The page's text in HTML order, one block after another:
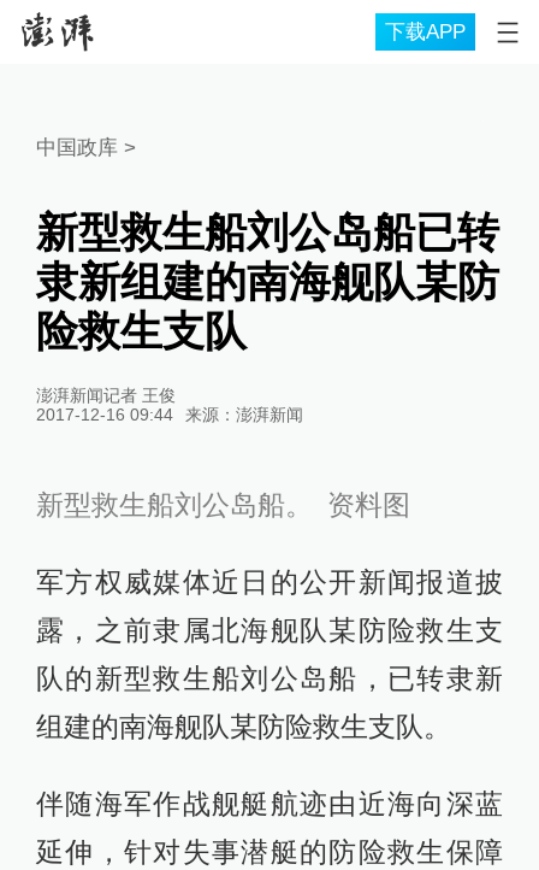
下载APP
中国政库 >
新型救生船刘公岛船已转
隶新组建的南海舰队某防
险救生支队
澎湃新闻记者 王俊
2017-12-16 09:44
来源： 澎湃新闻
新型救生船刘公岛船。 资料图
军方权威媒体近日的公开新闻报道披
露，之前隶属北海舰队某防险救生支
队的新型救生船刘公岛船，已转隶新
组建的南海舰队某防险救生支队。
伴随海军作战舰艇航迹由近海向深蓝
延伸，针对失事潜艇的防险救生保障